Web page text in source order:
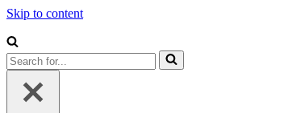
Skip to content
Search
for...